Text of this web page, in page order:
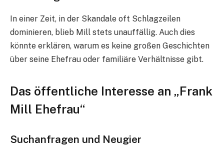
In einer Zeit, in der Skandale oft Schlagzeilen
dominieren, blieb Mill stets unauffällig. Auch dies
könnte erklären, warum es keine großen Geschichten
über seine Ehefrau oder familiäre Verhältnisse gibt.
Das öffentliche Interesse an „Frank
Mill Ehefrau“
Suchanfragen und Neugier